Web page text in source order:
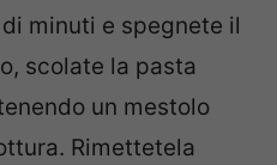
minuti e spegnete il
scolate la pasta
un mestolo
Rimettetela